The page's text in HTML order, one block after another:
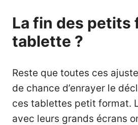
La fin des petits
tablette ?
Reste que toutes ces
de chance d’enrayer le
ces tablettes petit format.
avec leurs grands écrans